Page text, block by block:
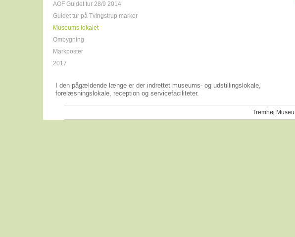
AOF Guidet tur 28/9 2014
Guidet tur på Tvingstrup marker
Museums lokalet
Ombygning
Markposter
2017
I den pågældende længe er der indrettet museums- og udstillingslokale,
forelæsningslokale, reception og servicefaciliteter.
Tremhøj